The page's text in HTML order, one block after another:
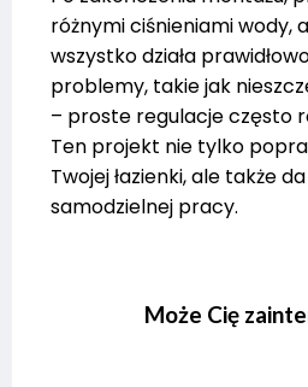
różnymi ciśnieniami wody,
wszystko działa
problemy, takie jak
– proste regulacje często
Ten projekt nie tylko
Twojej łazienki, ale także
samodzielnej pracy.
Może Cię